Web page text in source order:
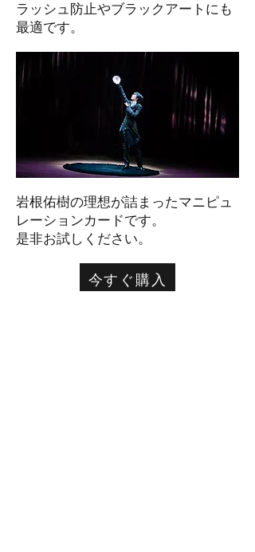
ラッシュ防止やブラックアートにも
最適です。
​岩根佑樹の理想が詰まったマニピュ
レーションカードです。
是非お試しください。
今すぐ購入